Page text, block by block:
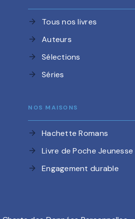
arrow_forward Tous nos livres
arrow_forward Auteurs
arrow_forward Sélections
arrow_forward Séries
NOS MAISONS
arrow_forward Hachette Romans
arrow_forward Livre de Poche Jeunesse
arrow_forward Engagement durable